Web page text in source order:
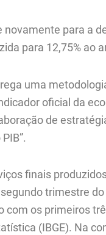
novamente para a
para 12,75% ao
uma
oficial da
de
finais
trimestre
com os primeiros
(IBGE). Na